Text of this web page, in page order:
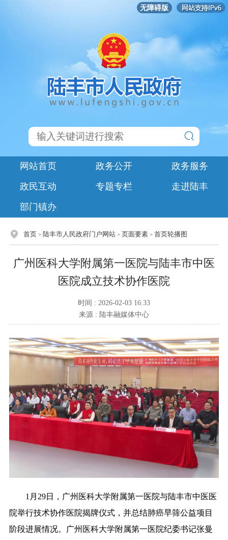
无障碍版
网站首页 政务公开
政务服务
政民互动
专题专栏
走进陆丰
部门镇办
首页 > 陆丰市人民政府门户网站 > 页面要素 >首页轮播图
广州医科大学附属第一医院与陆丰市中医
医院成立技术协作医院
时间 : 2026-02-03 16:33
来源 : 陆丰融媒体中心
1月29日，广州医科大学附属第一医院与陆丰市中医医
院举行技术协作医院揭牌仪式，并总结肺癌早筛公益项目
阶段进展情况。广州医科大学附属第一医院纪委书记张曼